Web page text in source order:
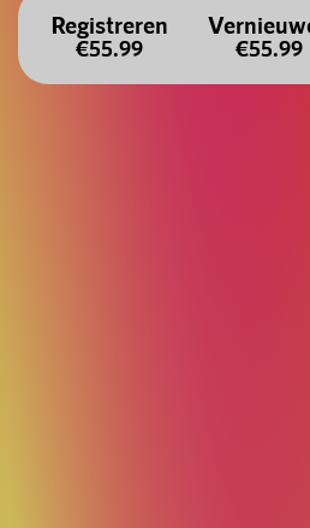
Registreren
€55.99 €55.99